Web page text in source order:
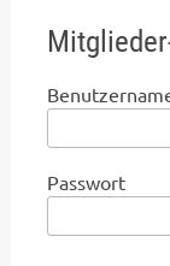
Passwort